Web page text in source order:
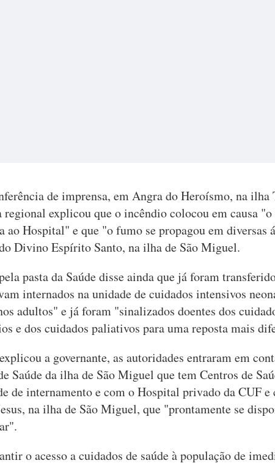
de imprensa, em Angra do Heroísmo, na ilha
regional explicou que o incêndio colocou em causa
ao Hospital" e que "o fumo se propagou em diversas
Divino Espírito Santo, na ilha de São Miguel.
pasta da Saúde disse ainda que já foram
internados na unidade de cuidados intensivos
adultos" e já foram "sinalizados doentes dos
e dos cuidados paliativos para uma reposta mais
a governante, as autoridades entraram em
Saúde da ilha de São Miguel que tem Centros de
de internamento e com o Hospital privado da CUF
na ilha de São Miguel, que "prontamente se
o acesso a cuidados de saúde à população de